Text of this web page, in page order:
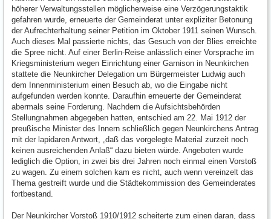
höherer Verwaltungsstellen möglicherweise eine Verzögerungstaktik
gefahren wurde, erneuerte der Gemeinderat unter expliziter Betonung
der Aufrechterhaltung seiner Petition im Oktober 1911 seinen Wunsch.
Auch dieses Mal passierte nichts, das Gesuch von der Blies erreichte
die Spree nicht. Auf einer Berlin-Reise anlässlich einer Vorsprache im
Kriegsministerium wegen Einrichtung einer Garnison in Neunkirchen
stattete die Neunkircher Delegation um Bürgermeister Ludwig auch
dem Innenministerium einen Besuch ab, wo die Eingabe nicht
aufgefunden werden konnte. Daraufhin erneuerte der Gemeinderat
abermals seine Forderung. Nachdem die Aufsichtsbehörden
Stellungnahmen abgegeben hatten, entschied am 22. Mai 1912 der
preußische Minister des Innern schließlich gegen Neunkirchens Antrag
mit der lapidaren Antwort, „daß das vorgelegte Material zurzeit noch
keinen ausreichenden Anlaß“ dazu bieten würde. Angeboten wurde
lediglich die Option, in zwei bis drei Jahren noch einmal einen Vorstoß
zu wagen. Zu einem solchen kam es nicht, auch wenn vereinzelt das
Thema gestreift wurde und die Städtekommission des Gemeinderates
fortbestand.
Der Neunkircher Vorstoß 1910/1912 scheiterte zum einen daran, dass